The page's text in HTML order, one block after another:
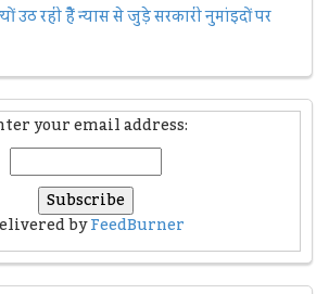
उठ रही हैैं न्यास से जुड़े सरकारी नुमांइदों पर
your email address:
byFeedBurner